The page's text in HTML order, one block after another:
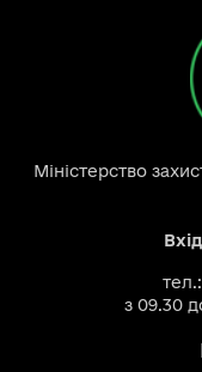
Міністерство
з 09.30